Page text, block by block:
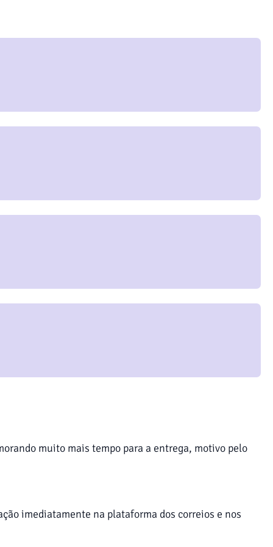
muito mais tempo para a entrega, motivo pelo
imediatamente na plataforma dos correios e nos